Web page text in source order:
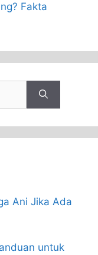
Fakta
Ani Jika Ada
untuk